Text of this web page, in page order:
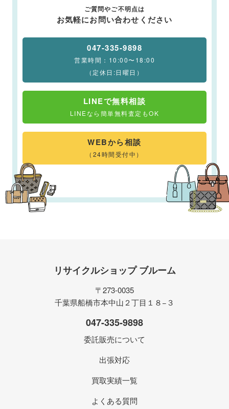
ご質問やご不明点は
お気軽にお問い合わせください
047-335-9898
営業時間：10:00〜18:00
（定休日:日曜日）
LINEで無料相談
LINEなら簡単無料査定もOK
WEBから相談
（24時間受付中）
リサイクルショップ ブルーム
〒273-0035
千葉県船橋市本中山２丁目１８−３
047-335-9898
委託販売について
出張対応
買取実績一覧
よくある質問